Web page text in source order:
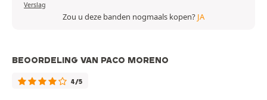
Verslag
Zou u deze banden nogmaals kopen? JA
BEOORDELING VAN PACO MORENO
4/5